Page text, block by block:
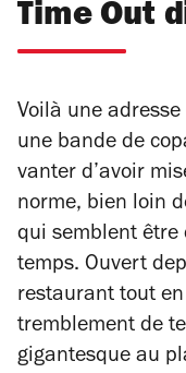
Time Out
Voilà une
une bande de
vanter d’avoir
norme, bien loin
qui semblent être
temps. Ouvert
restaurant tout
tremblement de
gigantesque au